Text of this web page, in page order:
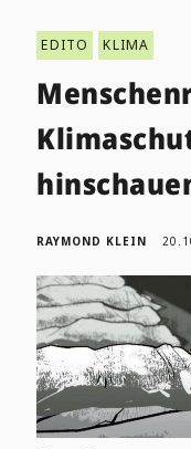
EDITO KLIMA
RAYMOND KLEIN